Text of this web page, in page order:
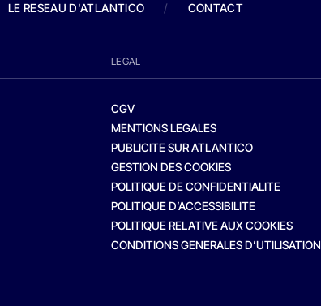
LE RESEAU D'ATLANTICO / CONTACT
LEGAL
CGV
MENTIONS LEGALES
PUBLICITE SUR ATLANTICO
GESTION DES COOKIES
POLITIQUE DE CONFIDENTIALITE
POLITIQUE D’ACCESSIBILITE
POLITIQUE RELATIVE AUX COOKIES
CONDITIONS GENERALES D’UTILISATION